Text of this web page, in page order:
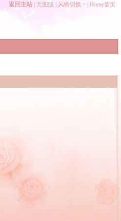
返回主站 无图版 风格切换 Home首页